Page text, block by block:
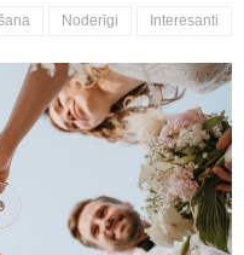
Noderīgi Interesanti